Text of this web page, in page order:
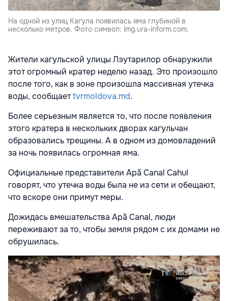
На одной из улиц Кагула появилась яма глубиной в
несколько метров. Фото символ: img.ura-inform.com.
Жители кагульской улицы Лэутарилор обнаружили
этот огромный кратер неделю назад. Это произошло
после того, как в зоне произошла массивная утечка
воды, сообщаетtvrmoldova.md.
Более серьезным является то, что после появления
этого кратера в нескольких дворах кагульчан
образовались трещины. А в одном из домовладений
за ночь появилась огромная яма.
Официальные представители Apă Canal Cahul
говорят, что утечка воды была не из сети и обещают,
что вскоре они примут меры.
Дожидась вмешательства Apă Canal, люди
переживают за то, чтобы земля рядом с их домами не
обрушилась.